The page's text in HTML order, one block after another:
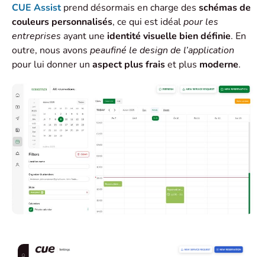
CUE Assistprend désormais en charge des schémas de
couleurs personnalisés, ce qui est idéalpour les
entreprises ayant une identité visuelle bien définie. En
outre, nous avons peaufiné le design de l’application
pour lui donner un aspect plus fraiset plus moderne.